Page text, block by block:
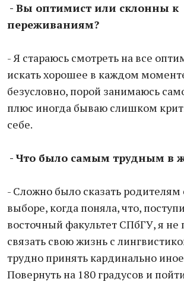
- Вы оптимист или склонны к
переживаниям?
- Я стараюсь смотреть на все
искать хорошее в каждом
безусловно, порой занимаюсь
плюс иногда бываю слишком
себе.
- Что было самым трудным в
- Сложно было сказать родителям
выборе, когда поняла, что,
восточный факультет СПбГУ, я не
связать свою жизнь с
трудно принять кардинально
Повернуть на 180 градусов и